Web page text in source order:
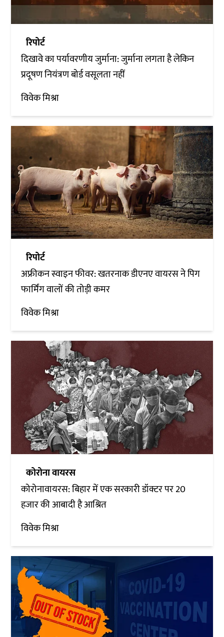
रिपोर्ट
दिखावे का पर्यावरणीय जुर्माना: जुर्माना लगता है लेकिन
प्रदूषण नियंत्रण बोर्ड वसूलता नहीं
विवेक मिश्रा
रिपोर्ट
अफ्रीकन स्वाइन फीवर: खतरनाक डीएनए वायरस ने पिग
फार्मिंग वालों की तोड़ी कमर
विवेक मिश्रा
कोरोना वायरस
कोरोनावायरस: बिहार में एक सरकारी डॉक्टर पर 20
हजार की आबादी है आश्रित
विवेक मिश्रा